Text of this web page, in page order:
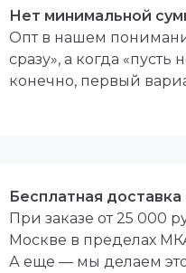
Нет минимальной
Опт в нашем
сразу», а когда «пусть
конечно, первый
Бесплатная доставка
При заказе от 25 000
Москве в пределах
А еще — мы делаем